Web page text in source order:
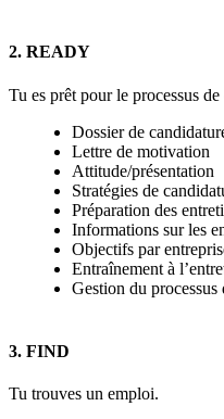
2. READY
Tu es prêt pour le processus
Dossier de
Lettre de motivation
Attitude/présentation
Stratégies de
Préparation des
Informations sur les
Objectifs par
Entraînement à
Gestion du processus
3. FIND
Tu trouves un emploi.